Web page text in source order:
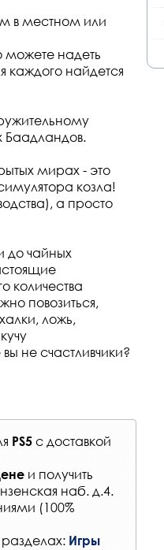
в местном или
можете надеть
каждого найдется
Баадландов.
мирах - это
козла!
а просто
до чайных
количества
повозиться,
ложь,
не счастливчики?
PS5 с доставкой
и получить
наб. д.4.
(100%
Игры